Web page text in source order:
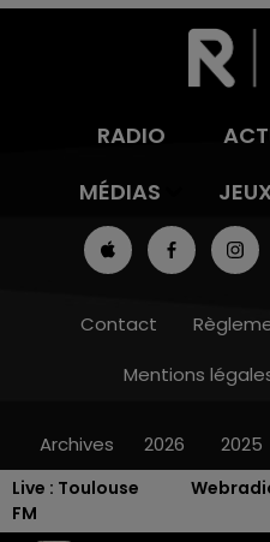
Live : Toulouse
FM
RADIO
MÉDIAS
Contact
Mentions
Archives 2026 2025